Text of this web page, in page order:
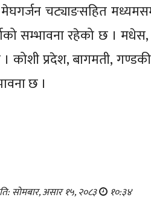
चट्याङसहित
सम्भावना रहेको छ ।
कोशी प्रदेश, बागमती,
छ ।
सोमबार, असार १५, २०८३ १०:३४